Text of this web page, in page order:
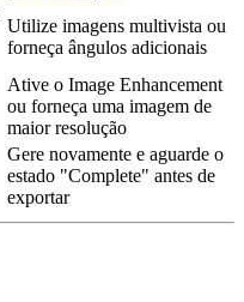
Utilize imagens multivista ou
forneça ângulos adicionais
Ative o Image Enhancement
ou forneça uma imagem de
maior resolução
Gere novamente e aguarde o
estado "Complete" antes de
exportar